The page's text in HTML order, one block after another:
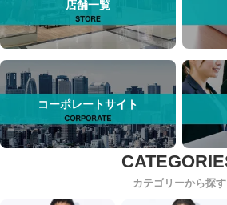
店舗一覧
コーポレートサイト
カテゴリーから探す